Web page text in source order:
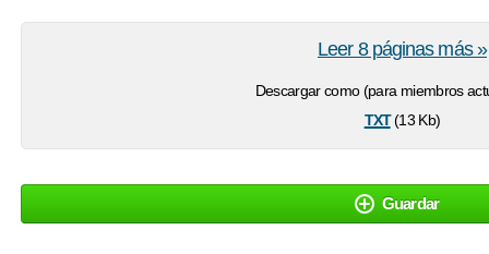
Descargar como (para miembros
txt(13 Kb)
Leer 8 páginas más »
Guardar